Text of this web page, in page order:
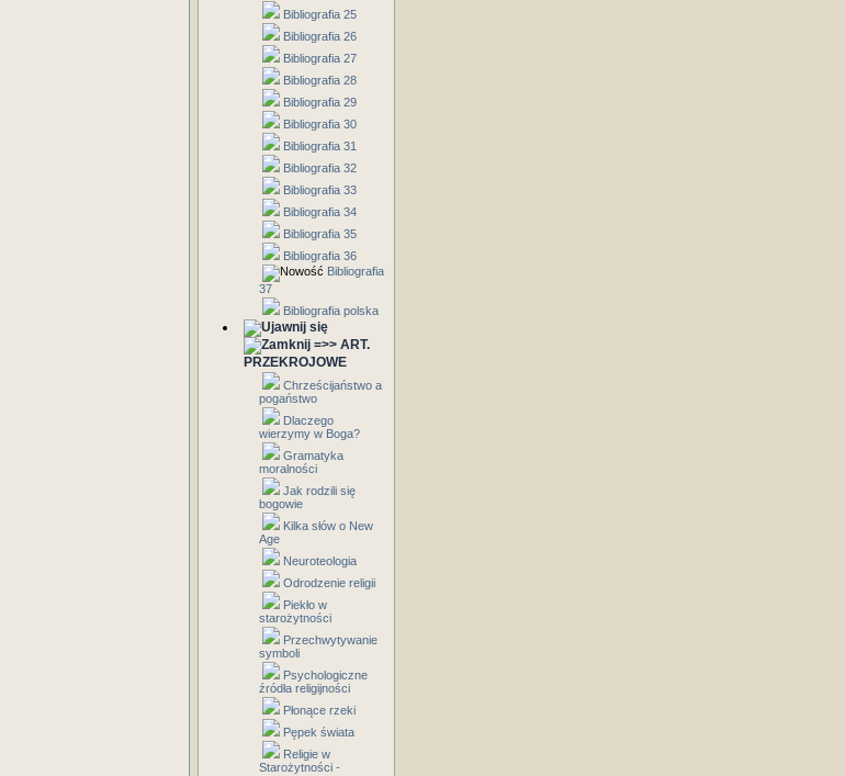
Bibliografia 25
Bibliografia 26
Bibliografia 27
Bibliografia 28
Bibliografia 29
Bibliografia 30
Bibliografia 31
Bibliografia 32
Bibliografia 33
Bibliografia 34
Bibliografia 35
Bibliografia 36
Bibliografia
37
Bibliografia polska
=>> ART.
PRZEKROJOWE
Chrześcijaństwo a
pogaństwo
Dlaczego
wierzymy w Boga?
Gramatyka
moralności
Jak rodzili się
bogowie
Kilka słów o New
Age
Neuroteologia
Odrodzenie religii
Piekło w
starożytności
Przechwytywanie
symboli
Psychologiczne
źródła religijności
Płonące rzeki
Pępek świata
Religie w
Starożytności -